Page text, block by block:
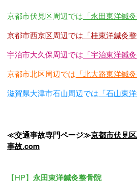
京都市伏見区周辺では 「永田東洋鍼
京都市西京区周辺では 「桂東洋鍼灸整
宇治市大久保周辺では 「宇治東洋鍼
京都市北区周辺では 「北大路東洋鍼
滋賀県大津市石山周辺では 「石山東
≪交通事故専門ページ≫京都市伏見
事故.com
【HP】 永田東洋鍼灸整骨院